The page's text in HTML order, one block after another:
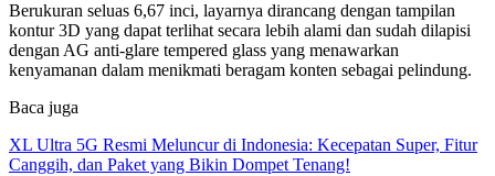
Berukuran seluas 6,67 inci, layarnya dirancang dengan tampilan
kontur 3D yang dapat terlihat secara lebih alami dan sudah dilapisi
dengan AG anti-glare tempered glass yang menawarkan
kenyamanan dalam menikmati beragam konten sebagai pelindung.
Baca juga
XL Ultra 5G Resmi Meluncur di Indonesia: Kecepatan Super, Fitur
Canggih, dan Paket yang Bikin Dompet Tenang!